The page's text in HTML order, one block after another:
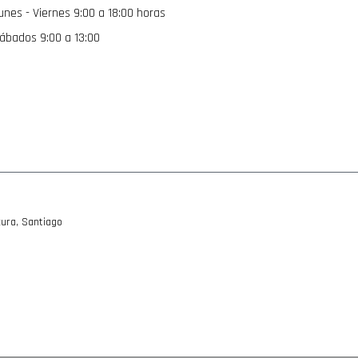
45/17, 275/40/17, 245/45/18, 255/40/18, 255/45/18, 235/45/19,
- Viernes 9:00 a 18:00 horas
9:00 a 13:00
Santiago